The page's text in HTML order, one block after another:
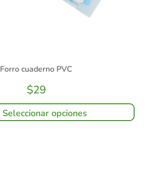
Forro cuaderno PVC
$29
Seleccionar opciones